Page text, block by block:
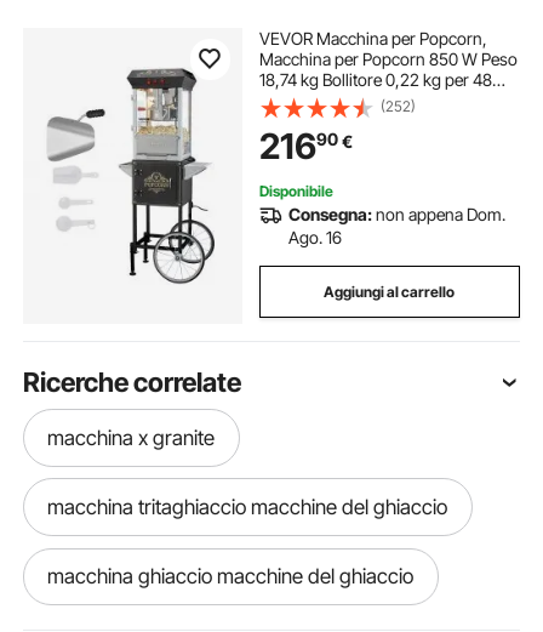
VEVOR Macchina per Popcorn,
Macchina per Popcorn 850 W Peso
18,74 kg Bollitore 0,22 kg per 48
Tazze per Lotto, Popcorn Macchina
Dotato di Vetro Temperato,Include 4
Misurini, Stile Cinema, Nero
(252)
21690€
Disponibile
Consegna:non appena Dom.
Ago. 16
Aggiungi al carrello
Ricerche correlate
macchina x granite
macchina tritaghiaccio macchine del ghiaccio
macchina ghiaccio macchine del ghiaccio